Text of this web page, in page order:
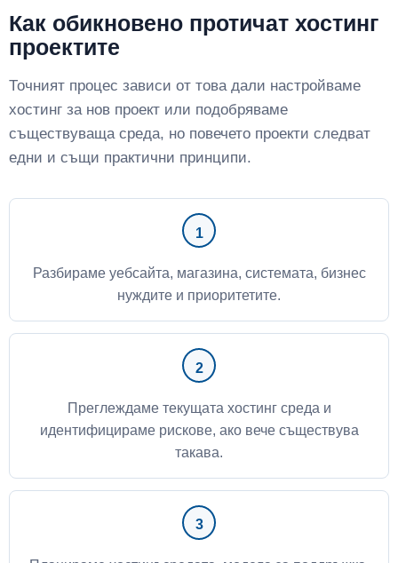
Как обикновено протичат хостинг
проектите
Точният процес зависи от това дали настройваме
хостинг за нов проект или подобряваме
съществуваща среда, но повечето проекти следват
едни и същи практични принципи.
Разбираме уебсайта, магазина, системата, бизнес
нуждите и приоритетите.
Преглеждаме текущата хостинг среда и
идентифицираме рискове, ако вече съществува
такава.